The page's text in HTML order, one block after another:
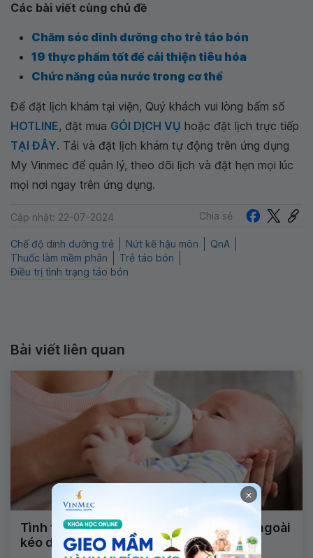
Các bài viết cùng chủ đề
Chăm sóc dinh dưỡng cho trẻ táo bón
19 thực phẩm tốt để cải thiện tiêu hóa
Chức năng của nước trong cơ thể
Để đặt lịch khám tại viện, Quý khách vui lòng bấm số
HOTLINE, đặt mua GÓI DỊCH VỤ hoặc đặt lịch trực tiếp
TẠI ĐÂY. Tải và đặt lịch khám tự động trên ứng dụng
My Vinmec để quản lý, theo dõi lịch và đặt hẹn mọi lúc
mọi nơi ngay trên ứng dụng.
Cập nhật: 22-07-2024 Chia sẻ
Chế độ dinh dưỡng trẻ Nứt kẽ hậu môn
QnA
Thuốc làm mềm phân
Trẻ táo bón
Điều trị tình trạng táo bón
Bài viết liên quan
Tình trạng trẻ uống sữa công thức ít đi ngoài
kéo dài bao lâu?
×